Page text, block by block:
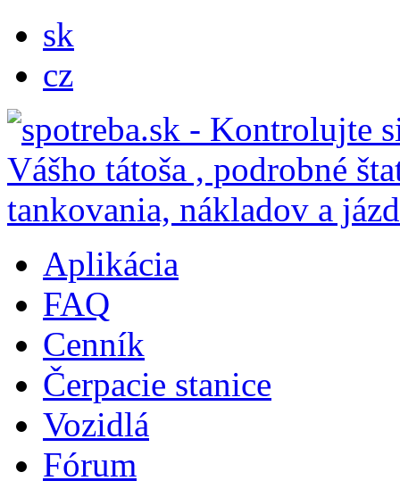
sk
cz
Aplikácia
FAQ
Cenník
Čerpacie stanice
Vozidlá
Fórum